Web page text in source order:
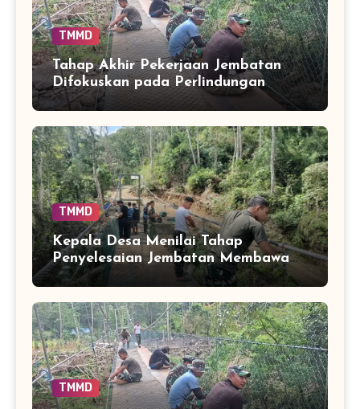
TMMD
Tahap Akhir Pekerjaan Jembatan
Difokuskan pada Perlindungan
Pengguna
TMMD
Kepala Desa Menilai Tahap
Penyelesaian Jembatan Membawa
Harapan Baru Bagi Mobilitas Warga
TMMD